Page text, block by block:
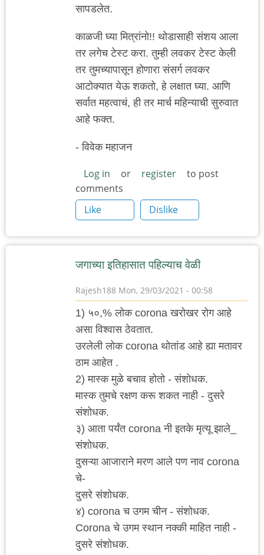
सापडलेत.
काळजी घ्या मित्रांनो!! थोडासाही संशय आला
तर लगेच टेस्ट करा. तुम्ही लवकर टेस्ट केली
तर तुमच्यापासून होणारा संसर्ग लवकर
आटोक्यात येऊ शकतो, हे लक्षात घ्या. आणि
सर्वात महत्वाचं, ही तर मार्च महिन्याची सुरुवात
आहे फक्त.
- विवेक महाजन
Log in or register
to post
comments
Like
Dislike
जगाच्या इतिहासात पहिल्याच वेळी
Rajesh188 Mon, 29/03/2021 - 00:58
1) ५०,% लोक corona खरोखर रोग आहे
असा विश्वास ठेवतात.
उरलेली लोक corona थोतांड आहे ह्या मतावर
ठाम आहेत .
2) मास्क मुळे बचाव होतो - संशोधक.
मास्क तुमचे रक्षण करू शकत नाही - दुसरे
संशोधक.
३) आता पर्यंत corona नी इतके मृत्यू झाले_
संशोधक.
दुसऱ्या आजाराने मरण आले पण नाव corona
चे-
दुसरे संशोधक.
४) corona च उगम चीन - संशोधक.
Corona चे उगम स्थान नक्की माहित नाही -
दुसरे संशोधक.